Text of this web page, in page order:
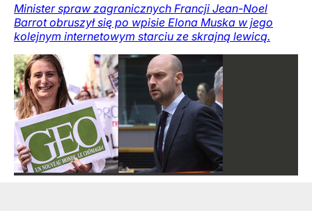
Minister spraw zagranicznych Francji Jean-Noel
Barrot obruszył się po wpisie Elona Muska w jego
kolejnym internetowym starciu ze skrajną lewicą.